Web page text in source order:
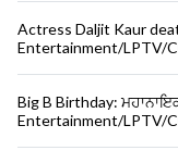
Actress Daljit Kaur
Entertainment/LPTV/
Big B Birthday:
Entertainment/LPTV/